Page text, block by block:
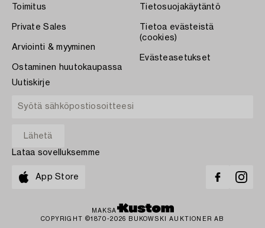
Toimitus
Private Sales
Arviointi & myyminen
Ostaminen huutokaupassa
Tietosuojakäytäntö
Tietoa evästeistä
(cookies)
Evästeasetukset
Uutiskirje
Lataa sovelluksemme
App Store
MAKSA
COPYRIGHT ©1870-2026 BUKOWSKI AUKTIONER AB